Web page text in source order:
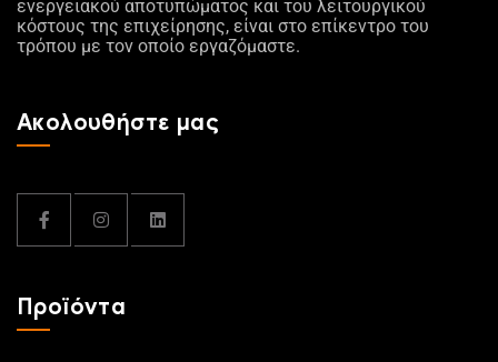
ενεργειακού αποτυπώματος και του λειτουργικού
κόστους της επιχείρησης, είναι στο επίκεντρο του
τρόπου με τον οποίο εργαζόμαστε.
Ακολουθήστε μας
Προϊόντα